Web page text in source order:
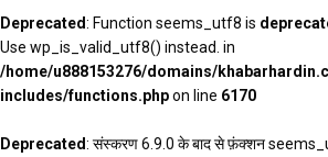
Deprecated: Function seems_utf8 is
Use wp_is_valid_utf8() instead. in
/home/u888153276/domains/
includes/functions.phpon line 6170
Deprecated: संस्करण 6.9.0 के बाद से फ़ंक्शन